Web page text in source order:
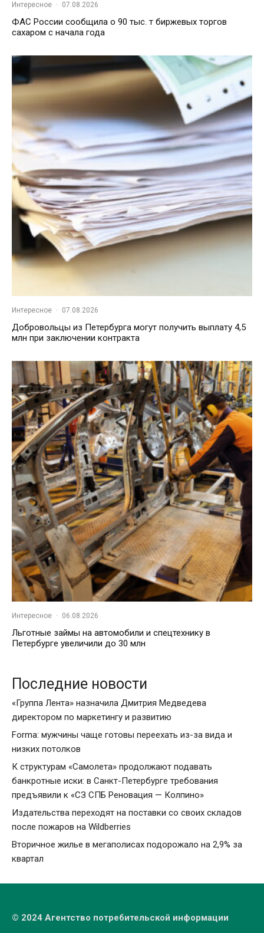
Интересное · 07.08.2026
ФАС России сообщила о 90 тыс. т биржевых торгов
сахаром с начала года
Интересное · 07.08.2026
Добровольцы из Петербурга могут получить выплату 4,5
млн при заключении контракта
Интересное · 06.08.2026
Льготные займы на автомобили и спецтехнику в
Петербурге увеличили до 30 млн
Последние новости
«Группа Лента» назначила Дмитрия Медведева
директором по маркетингу и развитию
Forma: мужчины чаще готовы переехать из-за вида и
низких потолков
К структурам «Самолета» продолжают подавать
банкротные иски: в Санкт-Петербурге требования
предъявили к «СЗ СПБ Реновация — Колпино»
Издательства переходят на поставки со своих складов
после пожаров на Wildberries
Вторичное жилье в мегаполисах подорожало на 2,9% за
квартал
© 2024 Агентство потребительской информации